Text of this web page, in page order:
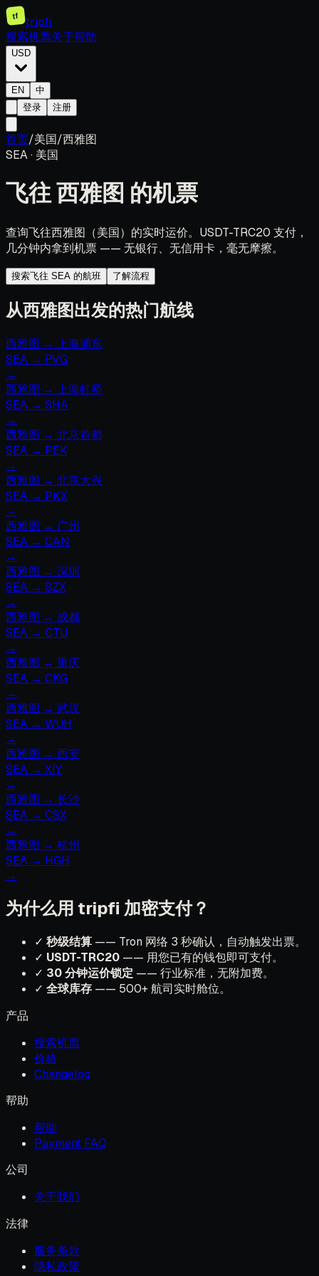
tf
tripfi
搜索机票关于帮助
USD
EN
中
登录
注册
首页/美国/西雅图
SEA· 美国
飞往西雅图 的机票
查询飞往西雅图（美国）的实时运价。USDT-TRC20 支付，
几分钟内拿到机票 —— 无银行、无信用卡，毫无摩擦。
搜索飞往 SEA 的航班 了解流程
从西雅图出发的热门航线
西雅图 → 上海浦东
SEA → PVG
→
西雅图 → 上海虹桥
SEA → SHA
→
西雅图 → 北京首都
SEA → PEK
→
西雅图 → 北京大兴
SEA → PKX
→
西雅图 → 广州
SEA → CAN
→
西雅图 → 深圳
SEA → SZX
→
西雅图 → 成都
SEA → CTU
→
西雅图 → 重庆
SEA → CKG
→
西雅图 → 武汉
SEA → WUH
→
西雅图 → 西安
SEA → XIY
→
西雅图 → 长沙
SEA → CSX
→
西雅图 → 杭州
SEA → HGH
→
为什么用 tripfi 加密支付？
✓ 秒级结算 —— Tron 网络 3 秒确认，自动触发出票。
✓ USDT-TRC20 —— 用您已有的钱包即可支付。
✓ 30 分钟运价锁定 —— 行业标准，无附加费。
✓ 全球库存 —— 500+ 航司实时舱位。
产品
搜索机票
价格
Changelog
帮助
帮助
Payment FAQ
公司
关于我们
法律
服务条款
隐私政策